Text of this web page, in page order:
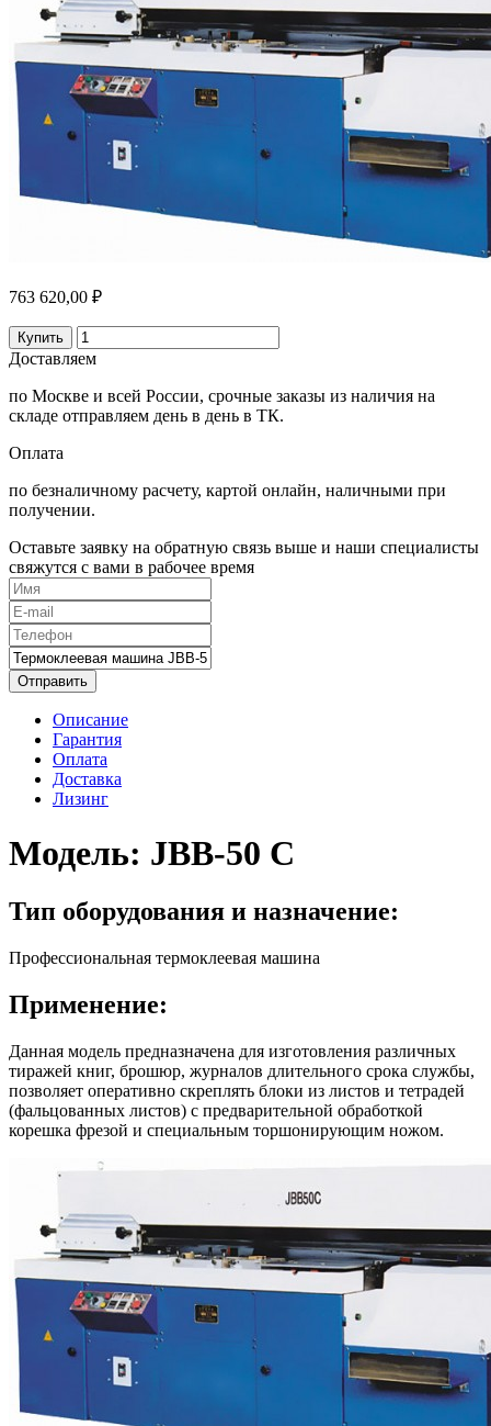
763 620,00 ₽
Купить
Доставляем
по Москве и всей России, срочные заказы из наличия на
складе отправляем день в день в ТК.
Оплата
по безналичному расчету, картой онлайн, наличными при
получении.
Оставьте заявку на обратную связь выше и наши специалисты
свяжутся с вами в рабочее время
Отправить
Описание
Гарантия
Оплата
Доставка
Лизинг
Модель: JBB-50 С
Тип оборудования и назначение:
Профессиональная термоклеевая машина
Применение:
Данная модель предназначена для изготовления различных
тиражей книг, брошюр, журналов длительного срока службы,
позволяет оперативно скреплять блоки из листов и тетрадей
(фальцованных листов) с предварительной обработкой
корешка фрезой и специальным торшонирующим ножом.